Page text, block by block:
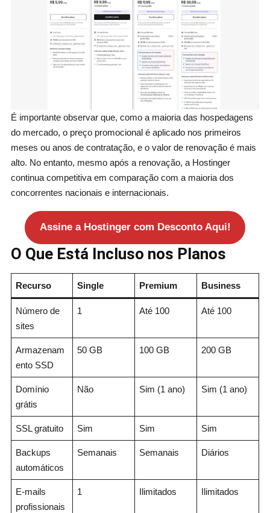
É importante observar que, como a maioria das hospedagens
do mercado, o preço promocional é aplicado nos primeiros
meses ou anos de contratação, e o valor de renovação é mais
alto. No entanto, mesmo após a renovação, a Hostinger
continua competitiva em comparação com a maioria dos
concorrentes nacionais e internacionais.
Assine a Hostinger com Desconto Aqui!
O Que Está Incluso nos Planos
Recurso Single Premium Business
Número de
sites
1 Até 100 Até 100
Armazenam
ento SSD
50 GB 100 GB 200 GB
Domínio
grátis
Não Sim (1 ano) Sim (1 ano)
SSL gratuito Sim Sim Sim
Backups
automáticos
Semanais Semanais Diários
E-mails
profissionais
1 Ilimitados Ilimitados